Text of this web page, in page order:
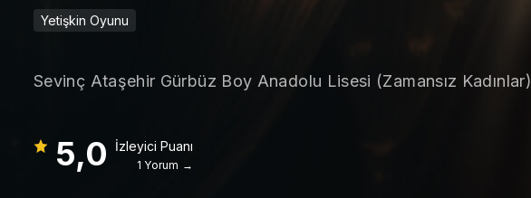
Yetişkin Oyunu
Sevinç Ataşehir Gürbüz Boy Anadolu Lisesi (Zamansız Kadınlar)
5,0 İzleyici Puanı
1 Yorum →